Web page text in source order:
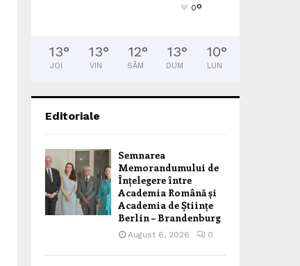
0°
13°
JOI
13°
VIN
12°
SÂM
13°
DUM
10°
LUN
Editoriale
Semnarea
Memorandumului de
Înțelegere între
Academia Română și
Academia de Științe
Berlin – Brandenburg
August 6, 2026 0